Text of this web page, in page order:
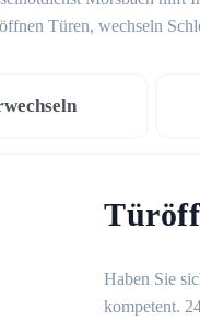
Türen, wechseln
Haben Sie
kompetent.